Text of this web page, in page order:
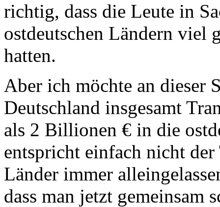
richtig, dass die Leute in
ostdeutschen Ländern viel
hatten.
Aber ich möchte an dieser
Deutschland insgesamt
als 2 Billionen € in die
entspricht einfach nicht der
Länder immer
dass man jetzt gemeinsam